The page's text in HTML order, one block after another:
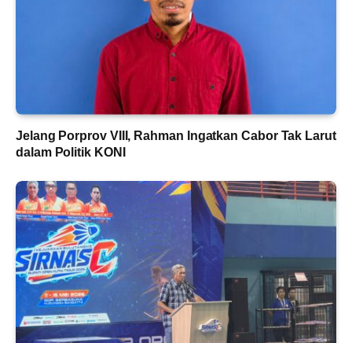
Jelang Porprov VIII, Rahman Ingatkan Cabor Tak Larut
dalam Politik KONI